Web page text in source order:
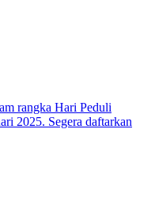
rangka Hari Peduli
2025. Segera daftarkan